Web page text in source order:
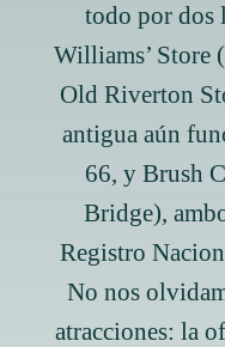
todo por dos
Williams’ Store
Old Riverton
antigua aún
66, y Brush
Bridge),
Registro
No nos
atracciones: la